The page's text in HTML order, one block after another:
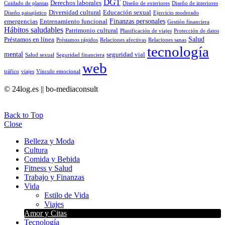
Cuidado de plantas Derechos laborales DGT Diseño de exteriores Diseño de interiores
Diseño paisajístico Diversidad cultural Educación sexual Ejercicio moderado
emergencias Entrenamiento funcional Finanzas personales Gestión financiera
Hábitos saludables Patrimonio cultural Planificación de viajes Protección de datos
Préstamos en línea Préstamos rápidos Relaciones afectivas Relaciones sanas Salud
mental Salud sexual Seguridad financiera seguridad vial tecnología
tráfico viajes Vínculo emocional web
© 24log.es || bo-mediaconsult
Back to Top
Close
Belleza y Moda
Cultura
Comida y Bebida
Fitness y Salud
Trabajo y Finanzas
Vida
Estilo de Vida
Viajes
Amor y Citas
Tecnología